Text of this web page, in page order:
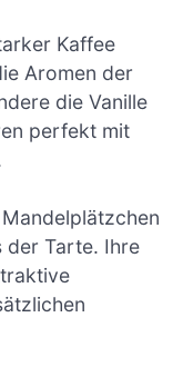
Kaffee
Aromen der
die Vanille
perfekt mit
der Tarte. Ihre